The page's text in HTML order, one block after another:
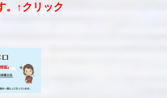
。↑クリック